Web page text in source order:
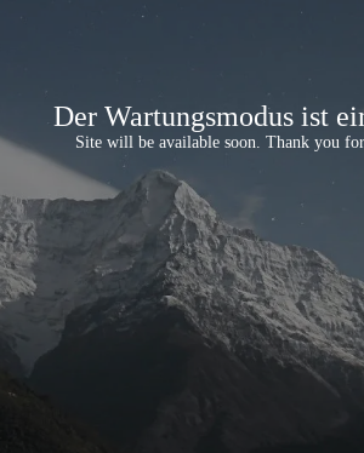
Der Wartungsmodus ist
Site will be available soon. Thank you